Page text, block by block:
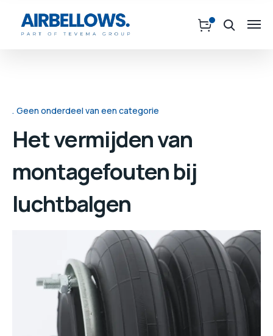
Geen onderdeel van een categorie
Het vermijden van
montagefouten bij
luchtbalgen